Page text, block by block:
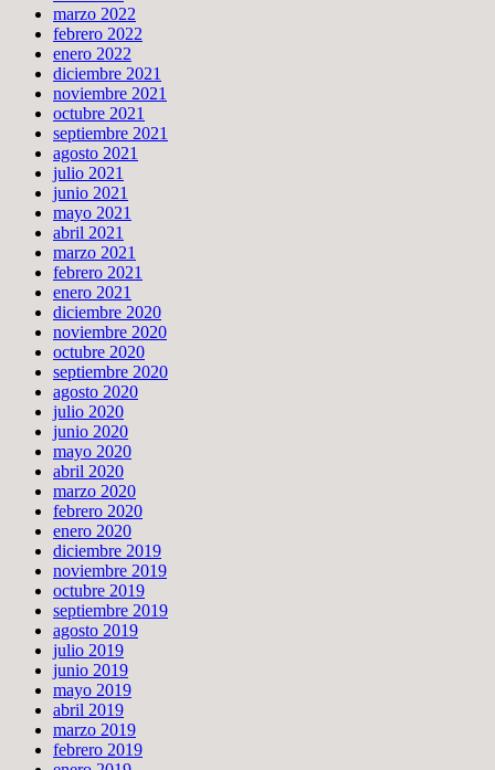
marzo 2022
febrero 2022
enero 2022
diciembre 2021
noviembre 2021
octubre 2021
septiembre 2021
agosto 2021
julio 2021
junio 2021
mayo 2021
abril 2021
marzo 2021
febrero 2021
enero 2021
diciembre 2020
noviembre 2020
octubre 2020
septiembre 2020
agosto 2020
julio 2020
junio 2020
mayo 2020
abril 2020
marzo 2020
febrero 2020
enero 2020
diciembre 2019
noviembre 2019
octubre 2019
septiembre 2019
agosto 2019
julio 2019
junio 2019
mayo 2019
abril 2019
marzo 2019
febrero 2019